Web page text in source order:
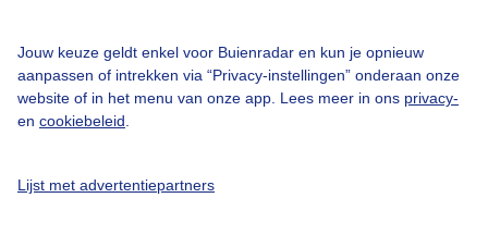
Jouw keuze geldt enkel voor Buienradar en kun je opnieuw
aanpassen of intrekken via “Privacy-instellingen” onderaan onze
website of in het menu van onze app. Lees meer in ons privacy-
en cookiebeleid
Lijst met advertentiepartners
Cookie beleid
Privacy instellingen
@BuienradarNL